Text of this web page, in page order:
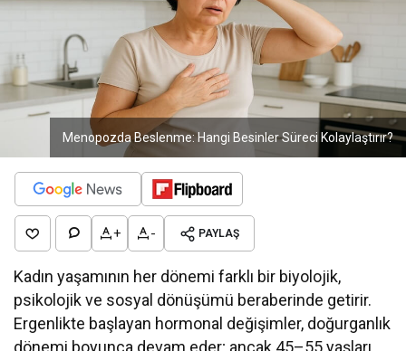
Menopozda Beslenme: Hangi Besinler Süreci Kolaylaştırır?
+ - PAYLAŞ
Kadın yaşamının her dönemi farklı bir biyolojik,
psikolojik ve sosyal dönüşümü beraberinde getirir.
Ergenlikte başlayan hormonal değişimler, doğurganlık
dönemi boyunca devam eder; ancak 45–55 yaşları